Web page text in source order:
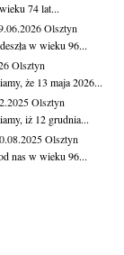
74 lat...
Olsztyn
w wieku 96...
Olsztyn
że 13 maja 2026...
Olsztyn
iż 12 grudnia...
Olsztyn
nas w wieku 96...